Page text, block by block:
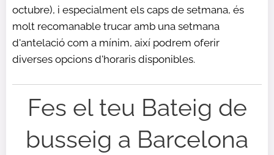
octubre), i especialment els caps de setmana, és
molt recomanable trucar amb una setmana
d'antelació com a mínim, així podrem oferir
diverses opcions d'horaris disponibles.
Fes el teu Bateig de
busseig a Barcelona